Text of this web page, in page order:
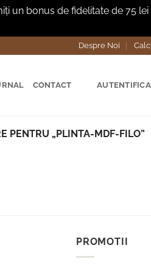
un bonus de fidelitate de 75
Despre Noi
CONTACT
PENTRU „PLINTA-MDF-FILO”
PROMOTII